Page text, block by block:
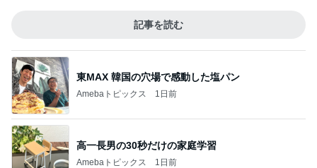
記事を読む
東MAX 韓国の穴場で感動した塩パン
Amebaトピックス 1日前
高一長男の30秒だけの家庭学習
Amebaトピックス 1日前